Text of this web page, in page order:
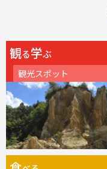
観る学ぶ
観光スポット